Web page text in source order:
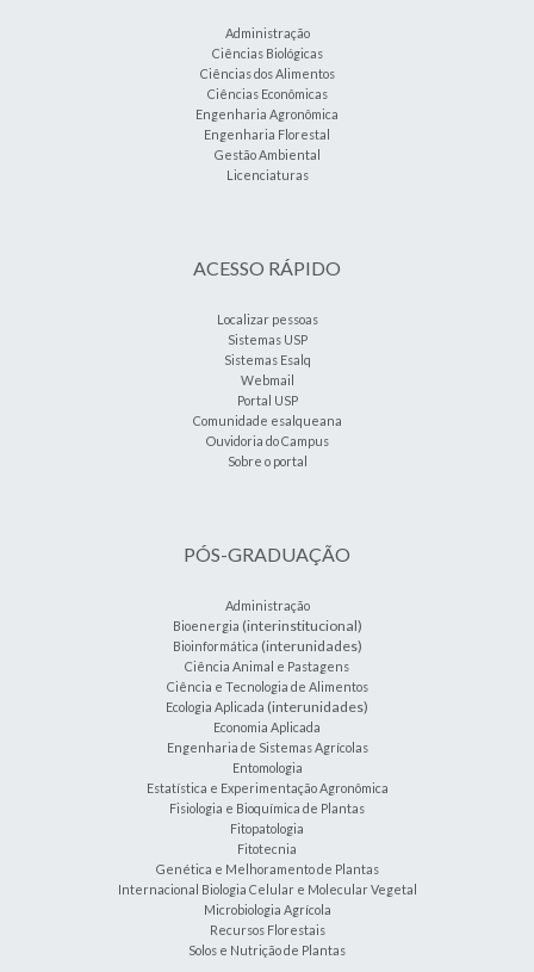
Administração
Ciências Biológicas
Ciências dos Alimentos
Ciências Econômicas
Engenharia Agronômica
Engenharia Florestal
Gestão Ambiental
Licenciaturas
ACESSO RÁPIDO
Localizar pessoas
Sistemas USP
Sistemas Esalq
Webmail
Portal USP
Comunidade esalqueana
Ouvidoria do Campus
Sobre o portal
PÓS-GRADUAÇÃO
Administração
Bioenergia (interinstitucional)
Bioinformática (interunidades)
Ciência Animal e Pastagens
Ciência e Tecnologia de Alimentos
Ecologia Aplicada (interunidades)
Economia Aplicada
Engenharia de Sistemas Agrícolas
Entomologia
Estatística e Experimentação Agronômica
Fisiologia e Bioquímica de Plantas
Fitopatologia
Fitotecnia
Genética e Melhoramento de Plantas
Internacional Biologia Celular e Molecular Vegetal
Microbiologia Agrícola
Recursos Florestais
Solos e Nutrição de Plantas